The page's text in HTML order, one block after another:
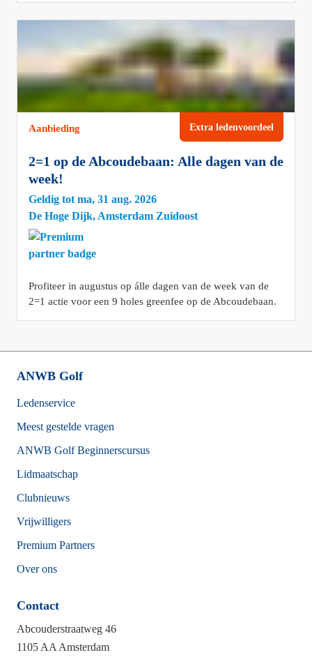
Aanbieding Extra ledenvoordeel
2=1 op de Abcoudebaan: Alle dagen van de
week!
Geldig tot ma, 31 aug. 2026
De Hoge Dijk, Amsterdam Zuidoost
Profiteer in augustus op álle dagen van de week van de
2=1 actie voor een 9 holes greenfee op de Abcoudebaan.
Footer
ANWB Golf
Ledenservice
Meest gestelde vragen
ANWB Golf Beginnerscursus
Lidmaatschap
Clubnieuws
Vrijwilligers
Premium Partners
Over ons
Contact
Abcouderstraatweg 46
1105 AA Amsterdam